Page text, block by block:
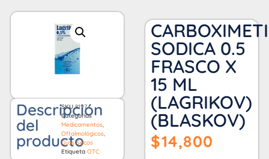
Descripción
del
producto
SKU8197
Categorías
Medicamentos,
Oftalmológicos,
Ojos Secos
Etiqueta OTC
SODICA 0.5
FRASCO X
15 ML
(LAGRIKOV)
(BLASKOV)
$14,800